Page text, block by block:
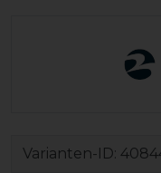
Varianten-ID: